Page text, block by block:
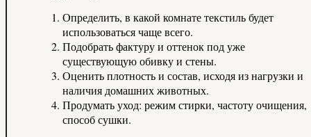
Определить, в какой комнате текстиль будет
использоваться чаще всего.
Подобрать фактуру и оттенок под уже
существующую обивку и стены.
Оценить плотность и состав, исходя из нагрузки и
наличия домашних животных.
Продумать уход: режим стирки, частоту очищения,
способ сушки.